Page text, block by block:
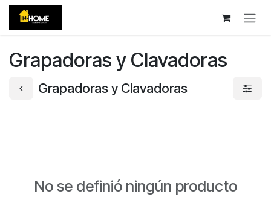
Ir al contenido
Grapadoras y Clavadoras
Grapadoras y Clavadoras
No se definió ningún producto